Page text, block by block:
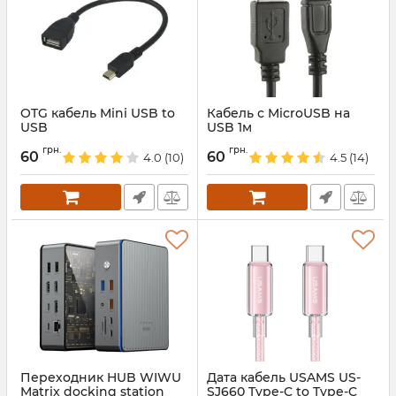
OTG кабель Mini USB to
USB
60 грн.
4.0 (10)
Кабель с MicroUSB на
USB 1м
60 грн.
4.5 (14)
Переходник HUB WIWU
Matrix docking station
Дата кабель USAMS US-
SJ660 Type-C to Type-C